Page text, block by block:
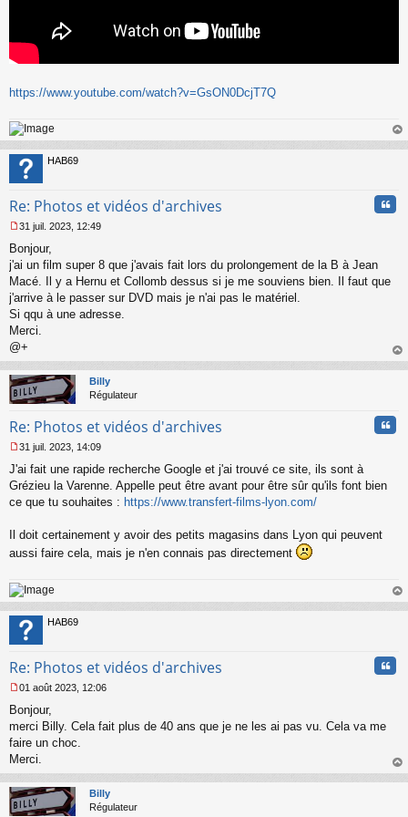
https://www.youtube.com/watch?v=GsON0DcjT7Q
au
HAB69
Re: Photos et vidéos d'archives
e
s
s
g
e
n
o
n
l
u
31 juil. 2023, 12:49
Bonjour,
j'ai un film super 8 que j'avais fait lors du prolongement de la B à Jean
Macé. Il y a Hernu et Collomb dessus si je me souviens bien. Il faut que
j'arrive à le passer sur DVD mais je n'ai pas le matériel.
Si qqu à une adresse.
Merci.
@+
au
Billy
Régulateur
Re: Photos et vidéos d'archives
e
s
s
e
n
l
31 juil. 2023, 14:09
J'ai fait une rapide recherche Google et j'ai trouvé ce site, ils sont à
Grézieu la Varenne. Appelle peut être avant pour être sûr qu'ils font bien
ce que tu souhaites : https://www.transfert-films-lyon.com/
Il doit certainement y avoir des petits magasins dans Lyon qui peuvent
aussi faire cela, mais je n'en connais pas directement
au
HAB69
Re: Photos et vidéos d'archives
e
s
s
g
n
o
01 août 2023, 12:06
Bonjour,
merci Billy. Cela fait plus de 40 ans que je ne les ai pas vu. Cela va me
faire un choc.
Merci.
au
Billy
Régulateur